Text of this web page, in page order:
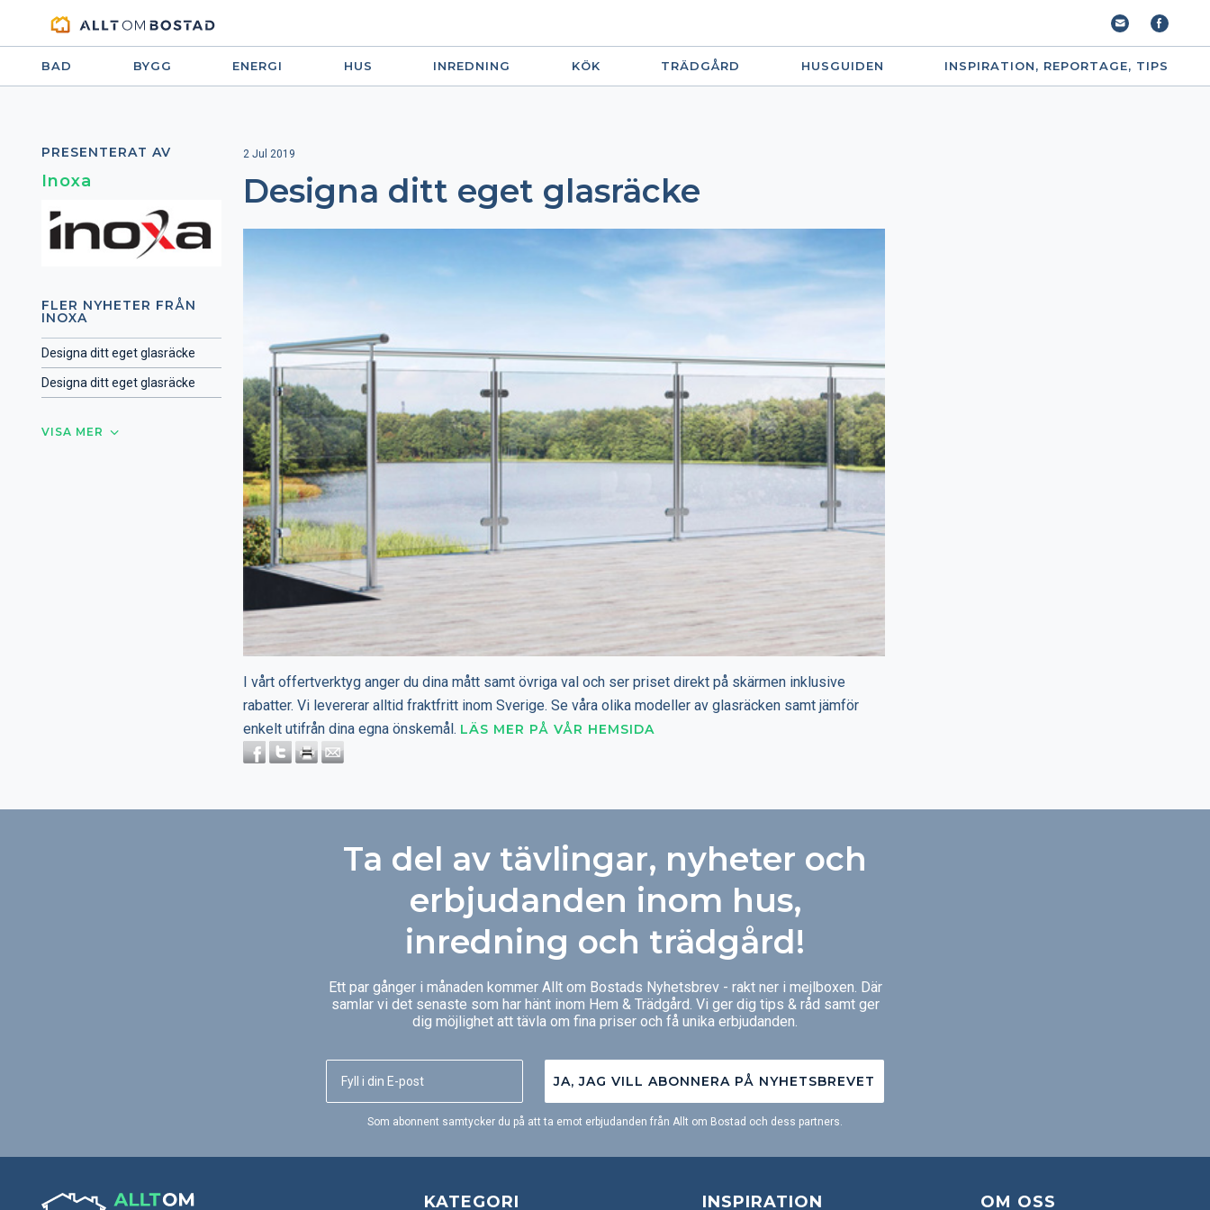
BAD BYGG ENERGI HUS INREDNING KÖK TRÄDGÅRD HUSGUIDEN INSPIRATION, REPORTAGE, TIPS
2 Jul 2019
Designa ditt eget glasräcke
I vårt offertverktyg anger du dina mått samt övriga val och ser priset direkt på skärmen inklusive
rabatter. Vi levererar alltid fraktfritt inom Sverige. Se våra olika modeller av glasräcken samt jämför
enkelt utifrån dina egna önskemål. LÄS MER PÅ VÅR HEMSIDA
PRESENTERAT AV
Inoxa
FLER NYHETER FRÅN
INOXA
Designa ditt eget glasräcke
Designa ditt eget glasräcke
VISA MER
Ta del av tävlingar, nyheter och
erbjudanden inom hus,
inredning och trädgård!
Ett par gånger i månaden kommer Allt om Bostads Nyhetsbrev - rakt ner i mejlboxen. Där
samlar vi det senaste som har hänt inom Hem & Trädgård. Vi ger dig tips & råd samt ger
dig möjlighet att tävla om fina priser och få unika erbjudanden.
JA, JAG VILL ABONNERA PÅ NYHETSBREVET
Som abonnent samtycker du på att ta emot erbjudanden från Allt om Bostad och dess partners.
KATEGORI INSPIRATION OM OSS